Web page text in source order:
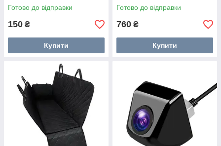
Готово до відправки
150 ₴
Купити
Готово до відправки
760 ₴
Купити